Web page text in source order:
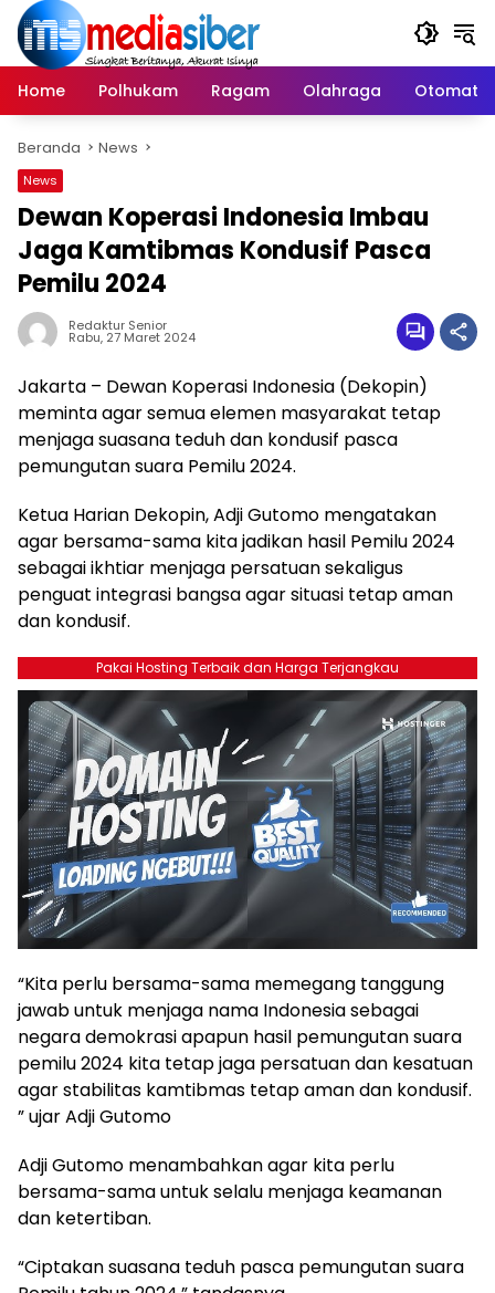
Langsung
konten
Home
Polhukam Ragam Olahraga Otomatif
Beranda News
News
Dewan Koperasi Indonesia Imbau
Jaga Kamtibmas Kondusif Pasca
Pemilu 2024
Redaktur Senior
Rabu, 27 Maret 2024
Jakarta – Dewan Koperasi Indonesia (Dekopin)
meminta agar semua elemen masyarakat tetap
menjaga suasana teduh dan kondusif pasca
pemungutan suara Pemilu 2024.
Ketua Harian Dekopin, Adji Gutomo mengatakan
agar bersama-sama kita jadikan hasil Pemilu 2024
sebagai ikhtiar menjaga persatuan sekaligus
penguat integrasi bangsa agar situasi tetap aman
dan kondusif.
Pakai Hosting Terbaik dan Harga Terjangkau
“Kita perlu bersama-sama memegang tanggung
jawab untuk menjaga nama Indonesia sebagai
negara demokrasi apapun hasil pemungutan suara
pemilu 2024 kita tetap jaga persatuan dan kesatuan
agar stabilitas kamtibmas tetap aman dan kondusif.
” ujar Adji Gutomo
Adji Gutomo menambahkan agar kita perlu
bersama-sama untuk selalu menjaga keamanan
dan ketertiban.
“Ciptakan suasana teduh pasca pemungutan suara